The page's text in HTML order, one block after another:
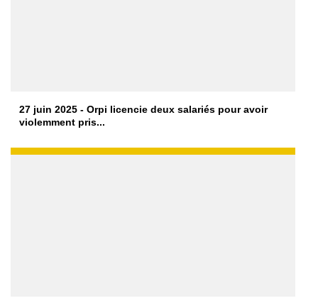
27 juin 2025 - Orpi licencie deux salariés pour avoir
violemment pris...